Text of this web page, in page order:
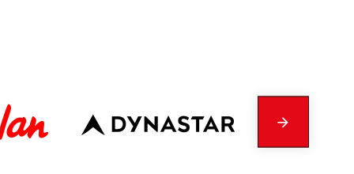
En
savoir